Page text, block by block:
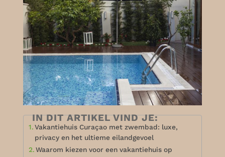
IN DIT ARTIKEL VIND JE:
Vakantiehuis Curaçao met zwembad: luxe,
privacy en het ultieme eilandgevoel
Waarom kiezen voor een vakantiehuis op